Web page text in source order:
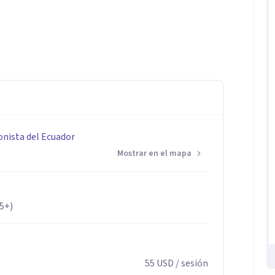
conversacional;
del Ecuador
Mostrar en el mapa
55 USD/ sesión